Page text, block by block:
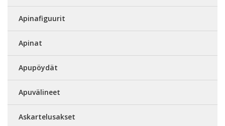
Apinafiguurit
Apinat
Apupöydät
Apuvälineet
Askartelusakset